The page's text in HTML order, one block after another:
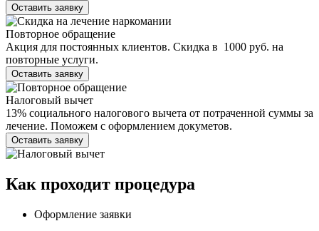
Оставить заявку
Повторное обращение
Акция для постоянных клиентов. Скидка в 1000 руб. на
повторные услуги.
Оставить заявку
Налоговый вычет
13% социального налогового вычета от потраченной суммы за
лечение. Поможем с оформлением докуметов.
Оставить заявку
Как проходит процедура
Оформление заявки